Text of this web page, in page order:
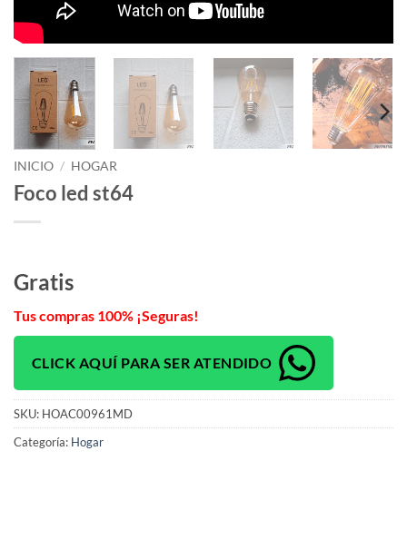
INICIO / HOGAR
Foco led st64
Gratis
Tus compras 100% ¡Seguras!
CLICK AQUÍ PARA SER ATENDIDO
SKU: HOAC00961MD
Categoría: Hogar